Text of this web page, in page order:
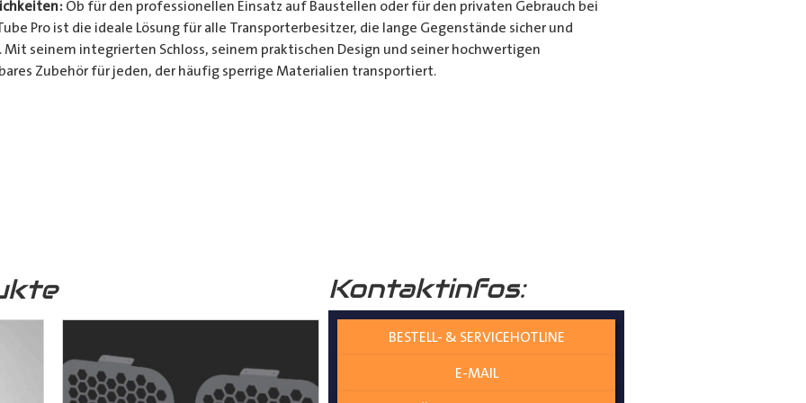
Ob für den professionellen Einsatz auf Baustellen oder für den privaten Gebrauch bei
Pro ist die ideale Lösung für alle Transporterbesitzer, die lange Gegenstände sicher und
seinem integrierten Schloss, seinem praktischen Design und seiner hochwertigen
Zubehör für jeden, der häufig sperrige Materialien transportiert.
Design, seinem integrierten Schloss und seiner vielseitigen Anwendung ist es die ultimative
Verfügung. Kontaktinfos:
BESTELL- & SERVICEHOTLINE
E-MAIL